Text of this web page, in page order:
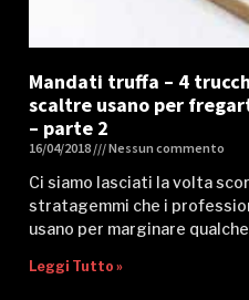
Mandati truffa – 4
scaltre usano per
– parte 2
16/04/2018 Nessun commento
Ci siamo lasciati la volta
stratagemmi che i
usano per marginare
Leggi Tutto »